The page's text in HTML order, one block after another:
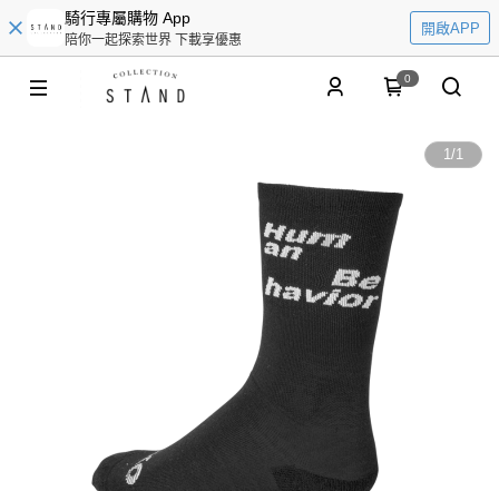
騎行專屬購物 App
陪你一起探索世界 下載享優惠
開啟APP
0
1/1